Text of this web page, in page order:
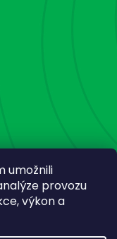
umožnili
provozu
výkon a